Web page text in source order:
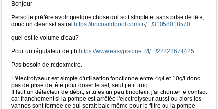
Bonjour
Perso je préfère avoir quelque chose qui soit simple et sans prise de tête,
donc un clear sel astral https://bricoandpool.com/fr-[...]31058018570
quel est le volume d'eau?
Pour un régulateur de ph https://www.easypiscine.fr/f[...]22222674425
Pas besoin de redoxmetre.
L'électrolyseur est simple d'utilisation fonctionne entre 4g/l et 10g/l donc
pas de prise de tête pour doser le sel, seul petit truc
Il faut un détecteur de débit, si tu es un peu bricoleur, j'ai chunter le contact
car franchement si la pompe est arrêtée l'electrolyseur aussi ou alors les
vannes sont fermée ce qui serait balo même pour le filtre ou la pompe